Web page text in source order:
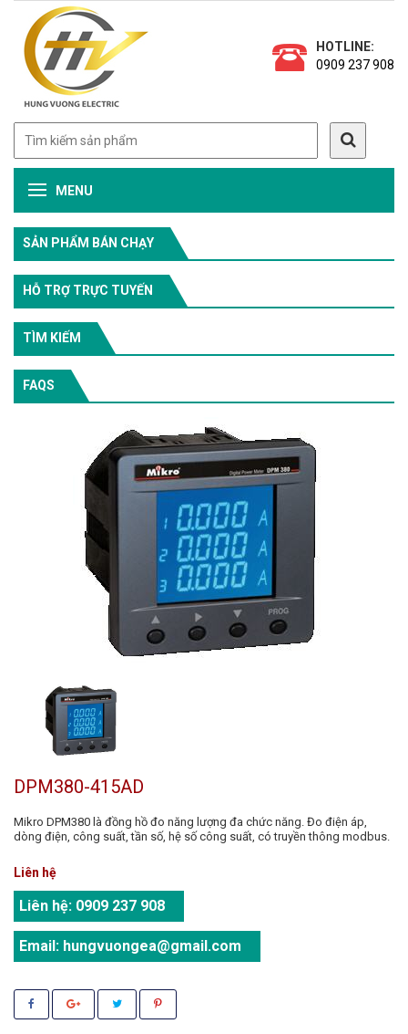
HOTLINE:
0909 237 908
MENU
SẢN PHẨM BÁN CHẠY
HỖ TRỢ TRỰC TUYẾN
TÌM KIẾM
FAQS
DPM380-415AD
Mikro DPM380 là đồng hồ đo năng lượng đa chức năng. Đo điện áp,
dòng điện, công suất, tần số, hệ số công suất, có truyền thông modbus.
Liên hệ
Liên hệ: 0909 237 908
Email: hungvuongea@gmail.com